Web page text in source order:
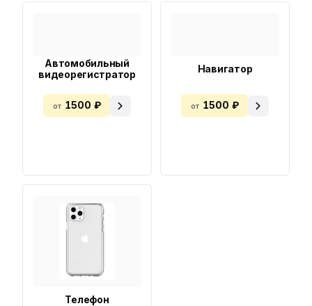
Автомобильный
видеорегистратор
от 1500 ₽
Навигатор
от 1500 ₽
Телефон